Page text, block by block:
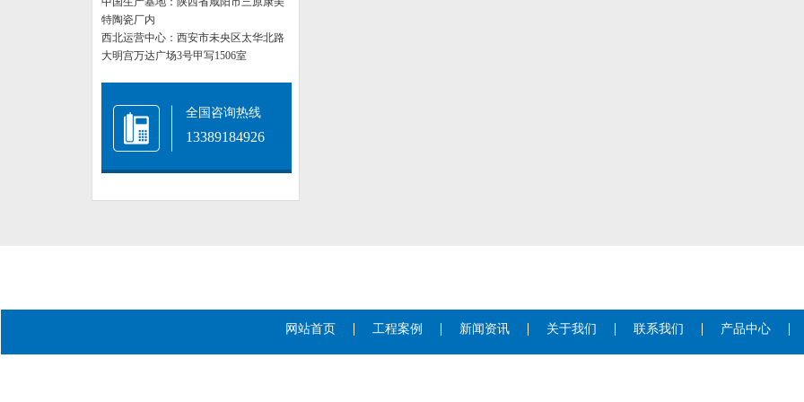
特陶瓷厂内
西北运营中心：西安市未央区太华北路
大明宫万达广场3号甲写1506室
全国咨询热线
13389184926
网站首页 工程案例 新闻资讯 关于我们 联系我们 产品中心